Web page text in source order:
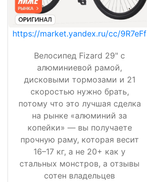
https://market.yandex.ru/cc/9R7eFf
Велосипед Fizard 29" с
алюминиевой рамой,
дисковыми тормозами и 21
скоростью нужно брать,
потому что это лучшая сделка
на рынке «алюминий за
копейки» — вы получаете
прочную раму, которая весит
16–17 кг, а не 20+ как у
стальных монстров, а отзывы
сотен владельцев